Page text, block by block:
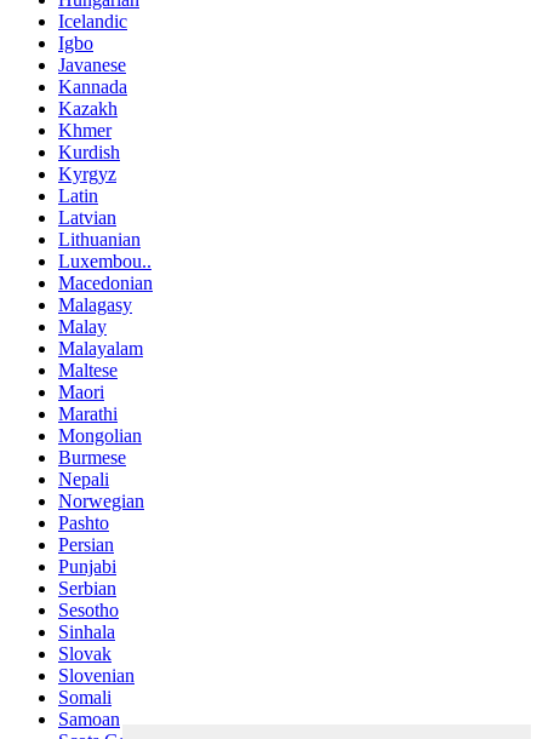
Icelandic
Igbo
Javanese
Kannada
Kazakh
Khmer
Kurdish
Kyrgyz
Latin
Latvian
Lithuanian
Luxembou..
Macedonian
Malagasy
Malay
Malayalam
Maltese
Maori
Marathi
Mongolian
Burmese
Nepali
Norwegian
Pashto
Persian
Punjabi
Serbian
Sesotho
Sinhala
Slovak
Slovenian
Somali
Samoan